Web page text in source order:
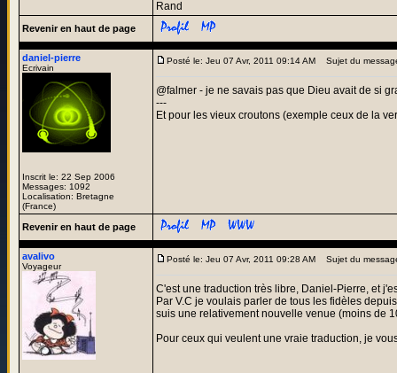
Rand
Revenir en haut de page
daniel-pierre
Ecrivain
Inscrit le: 22 Sep 2006
Messages: 1092
Localisation: Bretagne
(France)
Posté le: Jeu 07 Avr, 2011 09:14 AM Sujet du
@falmer - je ne savais pas que Dieu avait de si
---
Et pour les vieux croutons (exemple ceux de la
Revenir en haut de page
avalivo
Voyageur
Posté le: Jeu 07 Avr, 2011 09:28 AM Sujet du
C'est une traduction très libre, Daniel-Pierre, et
Par V.C je voulais parler de tous les fidèles
suis une relativement nouvelle venue (moins de
Pour ceux qui veulent une vraie traduction, je